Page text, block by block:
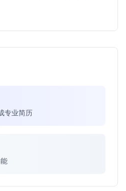
应届生判断是否值得投递。
专业简历